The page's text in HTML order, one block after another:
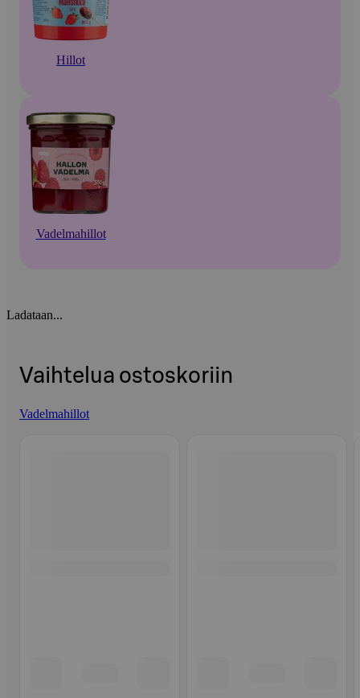
Hillot
Vadelmahillot
Ladataan...
Vaihtelua ostoskoriin
Vadelmahillot